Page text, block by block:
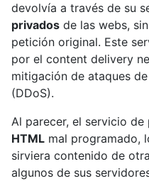
devolvía a través de su
privados de las webs,
petición original. Este
por el content delivery
mitigación de ataques
(DDoS).
Al parecer, el servicio de
HTML mal programado,
sirviera contenido de
algunos de sus